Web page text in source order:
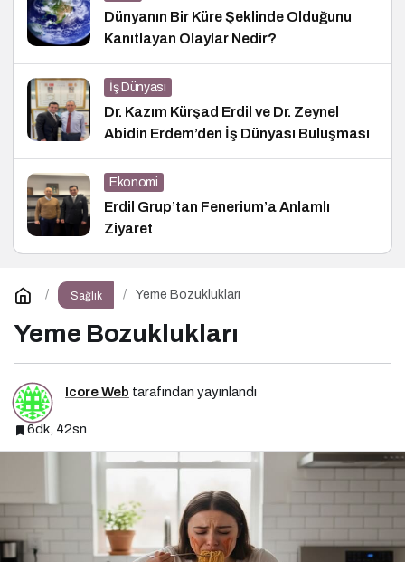
Dünyanın Bir Küre Şeklinde Olduğunu
Kanıtlayan Olaylar Nedir?
İş Dünyası
Dr. Kazım Kürşad Erdil ve Dr. Zeynel
Abidin Erdem’den İş Dünyası Buluşması
Ekonomi
Erdil Grup’tan Fenerium’a Anlamlı
Ziyaret
Sağlık Yeme Bozuklukları
Yeme Bozuklukları
Icore Web tarafından yayınlandı
6dk, 42sn